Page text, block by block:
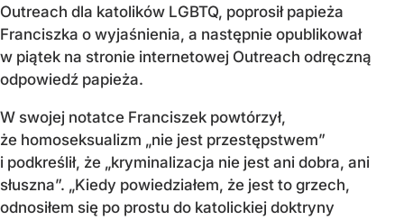
Outreach dla katolików LGBTQ, poprosił papieża
Franciszka o wyjaśnienia, a następnie opublikował
w piątek na stronie internetowej Outreach odręczną
odpowiedź papieża.
W swojej notatce Franciszek powtórzył,
że homoseksualizm „nie jest przestępstwem”
i podkreślił, że „kryminalizacja nie jest ani dobra, ani
słuszna”. „Kiedy powiedziałem, że jest to grzech,
odnosiłem się po prostu do katolickiej doktryny